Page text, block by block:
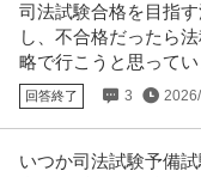
司法試験合格を目指
し、不合格だったら
略で行こうと思って
回答終了 3
いつか司法試験予備